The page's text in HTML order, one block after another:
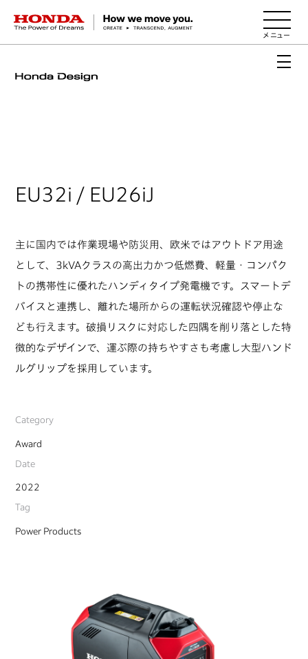
HONDA The Power of Dreams
EU32i / EU26iJ
Category
Award
Date
2022
Tag
Power Products
主に国内では作業現場や防災用、欧米ではアウトドア用途
として、3kVAクラスの高出力かつ低燃費、軽量・コンパク
トの携帯性に優れたハンディタイプ発電機です。スマートデ
バイスと連携し、離れた場所からの運転状況確認や停止な
ども行えます。破損リスクに対応した四隅を削り落とした特
徴的なデザインで、運ぶ際の持ちやすさも考慮し大型ハンド
ルグリップを採用しています。